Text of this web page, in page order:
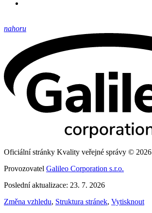
nahoru
Oficiální stránky Kvality veřejné správy © 2026
Provozovatel Galileo Corporation s.r.o.
Poslední aktualizace: 23. 7. 2026
Změna vzhledu, Struktura stránek, Vytisknout